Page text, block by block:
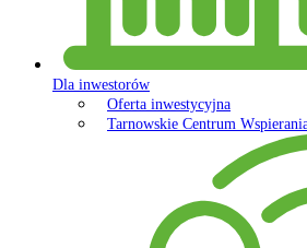
Dla inwestorów
Oferta inwestycyjna
Tarnowskie Centrum